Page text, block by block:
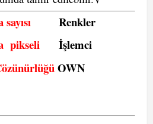
Renkler
pikseli
İşlemci
OWN